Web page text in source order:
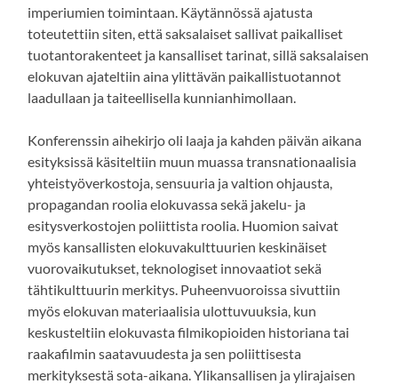
imperiumien toimintaan. Käytännössä ajatusta
toteutettiin siten, että saksalaiset sallivat paikalliset
tuotantorakenteet ja kansalliset tarinat, sillä saksalaisen
elokuvan ajateltiin aina ylittävän paikallistuotannot
laadullaan ja taiteellisella kunnianhimollaan.
Konferenssin aihekirjo oli laaja ja kahden päivän aikana
esityksissä käsiteltiin muun muassa transnationaalisia
yhteistyöverkostoja, sensuuria ja valtion ohjausta,
propagandan roolia elokuvassa sekä jakelu- ja
esitysverkostojen poliittista roolia. Huomion saivat
myös kansallisten elokuvakulttuurien keskinäiset
vuorovaikutukset, teknologiset innovaatiot sekä
tähtikulttuurin merkitys. Puheenvuoroissa sivuttiin
myös elokuvan materiaalisia ulottuvuuksia, kun
keskusteltiin elokuvasta filmikopioiden historiana tai
raakafilmin saatavuudesta ja sen poliittisesta
merkityksestä sota-aikana. Ylikansallisen ja ylirajaisen